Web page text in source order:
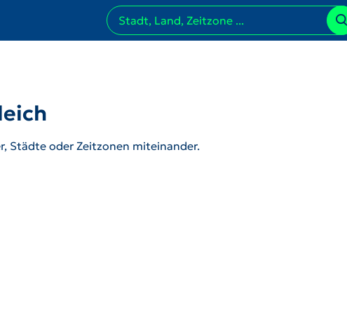
Städte oder Zeitzonen miteinander.